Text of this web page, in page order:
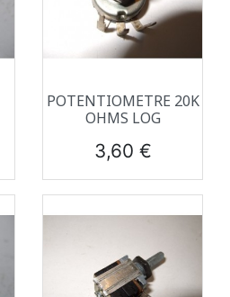
POTENTIOMETRE 20K
OHMS LOG
Prix
3,60 €